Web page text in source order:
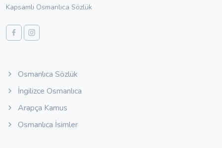
Kapsamlı Osmanlıca Sözlük
Osmanlıca Sözlük
İngilizce Osmanlıca
Arapça Kamus
Osmanlıca İsimler